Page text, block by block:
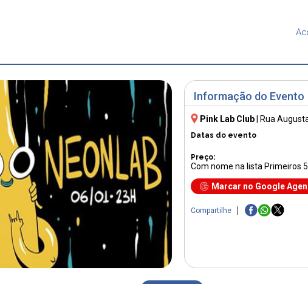
Informação do Evento
Pink Lab Club Rua
Datas do evento
Preço:
Com nome na lista Primeiros
Marcar no Google
Compartilhe